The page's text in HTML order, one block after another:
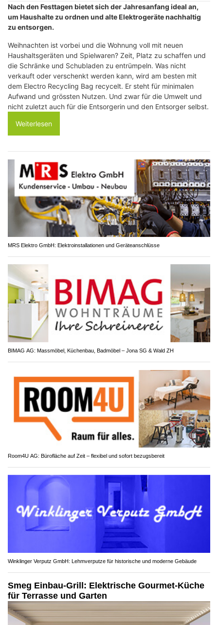
Nach den Festtagen bietet sich der Jahresanfang ideal an,
um Haushalte zu ordnen und alte Elektrogeräte nachhaltig
zu entsorgen.
Weihnachten ist vorbei und die Wohnung voll mit neuen
Haushaltsgeräten und Spielwaren? Zeit, Platz zu schaffen und
die Schränke und Schubladen zu entrümpeln. Was nicht
verkauft oder verschenkt werden kann, wird am besten mit
dem Electro Recycling Bag recycelt. Er steht für minimalen
Aufwand und grössten Nutzen. Und zwar für die Umwelt und
nicht zuletzt auch für die Entsorgerin und den Entsorger selbst.
Weiterlesen
MRS Elektro GmbH: Elektroinstallationen und Geräteanschlüsse
BIMAG AG: Massmöbel, Küchenbau, Badmöbel – Jona SG & Wald ZH
Room4U AG: Bürofläche auf Zeit – flexibel und sofort bezugsbereit
Winklinger Verputz GmbH: Lehmverputze für historische und moderne Gebäude
Smeg Einbau-Grill: Elektrische Gourmet-Küche
für Terrasse und Garten